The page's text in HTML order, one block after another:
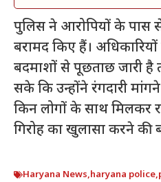
पुलिस ने आरोपियों के पास
बरामद किए हैं।
बदमाशों से पूछताछ जारी है
सके कि उन्होंने रंगदारी
किन लोगों के साथ मिलकर
गिरोह का खुलासा करने की
Haryana News,haryana police,